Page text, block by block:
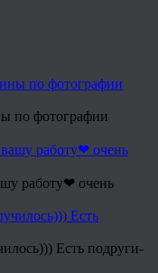
по фотографии
работу❤ очень
Есть подруги-